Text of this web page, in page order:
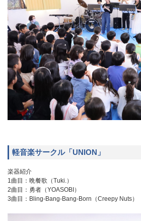
軽音楽サークル「UNION」
楽器紹介
1曲目：晩餐歌（Tuki.）
2曲目：勇者（YOASOBI）
3曲目：Bling-Bang-Bang-Born（Creepy Nuts）